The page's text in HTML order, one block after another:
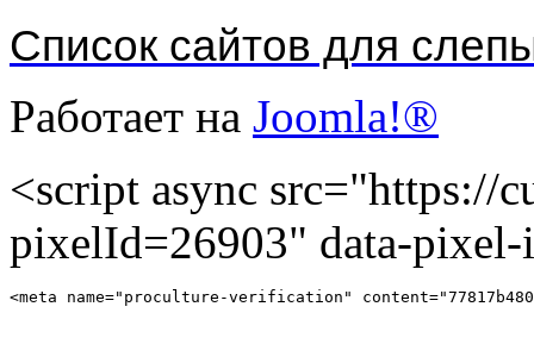
Список сайтов для
Работает на Joomla!®
<script async src="https://
pixelId=26903" data-
<meta name="proculture-verification"